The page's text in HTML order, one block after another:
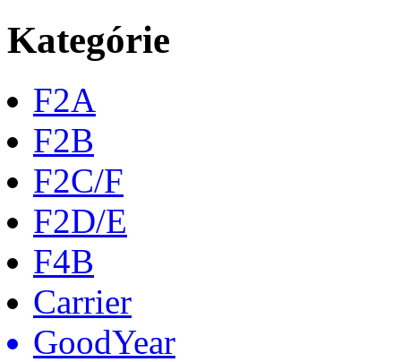
Kategórie
F2A
F2B
F2C/F
F2D/E
F4B
Carrier
GoodYear